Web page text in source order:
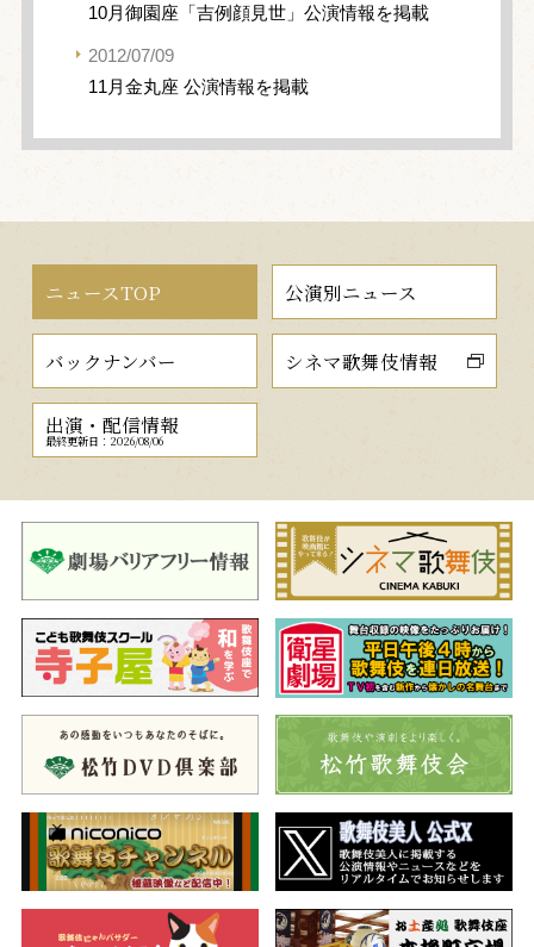
10月御園座「吉例顔見世」公演情報を掲載
2012/07/09
11月金丸座 公演情報を掲載
ニュースTOP 公演別ニュース
バックナンバー シネマ歌舞伎情報
出演・配信情報
最終更新日：2026/08/06